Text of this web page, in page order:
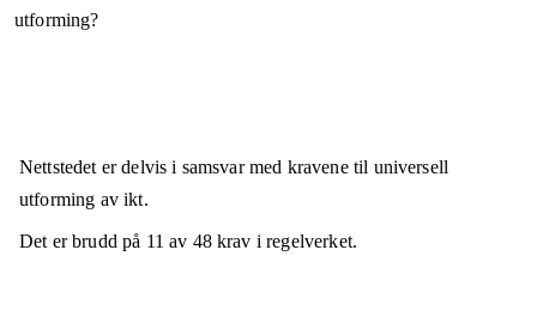
utforming?
Nettstedet erdelvis i samsvarmed kravene til universell
utforming av ikt.
Det er brudd på 11 av 48krav i regelverket.